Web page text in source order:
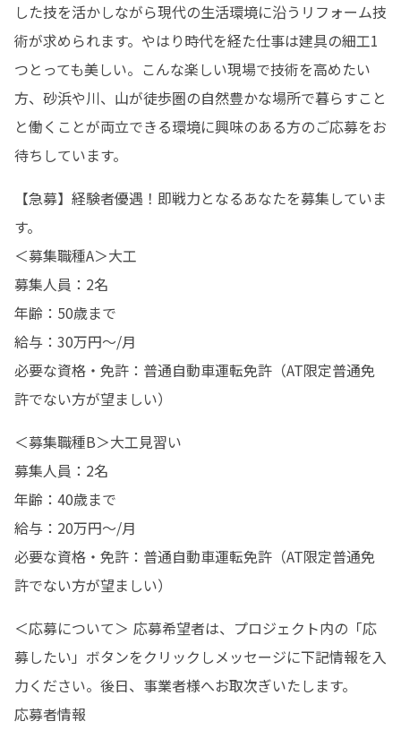
した技を活かしながら現代の生活環境に沿うリフォーム技
術が求められます。やはり時代を経た仕事は建具の細工1
つとっても美しい。こんな楽しい現場で技術を高めたい
方、砂浜や川、山が徒歩圏の自然豊かな場所で暮らすこと
と働くことが両立できる環境に興味のある方のご応募をお
待ちしています。
【急募】経験者優遇！即戦力となるあなたを募集していま
す。
＜募集職種A＞大工
募集人員：2名
年齢：50歳まで
給与：30万円〜/月
必要な資格・免許：普通自動車運転免許（AT限定普通免
許でない方が望ましい）
＜募集職種B＞大工見習い
募集人員：2名
年齢：40歳まで
給与：20万円〜/月
必要な資格・免許：普通自動車運転免許（AT限定普通免
許でない方が望ましい）
＜応募について＞ 応募希望者は、プロジェクト内の「応
募したい」ボタンをクリックしメッセージに下記情報を入
力ください。後日、事業者様へお取次ぎいたします。
応募者情報